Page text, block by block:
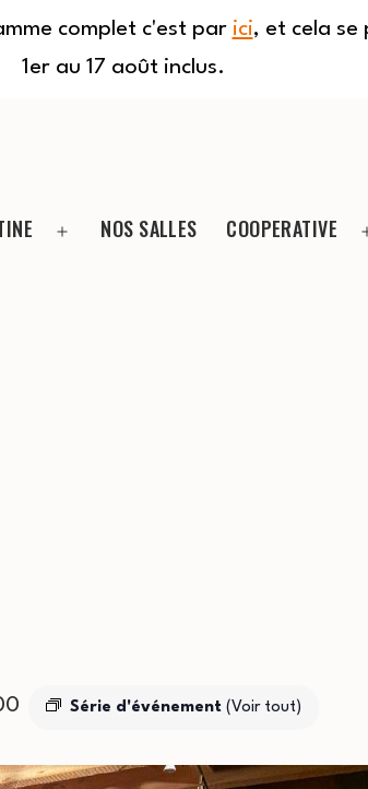
complet c'est par ici, et cela se
1er au 17 août inclus.
NOS SALLES COOPERATIVE
Série d'événement (Voir tout)